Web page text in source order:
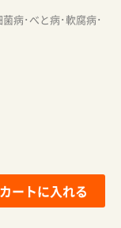
病･べと病･軟腐病･
カートに入れる
。